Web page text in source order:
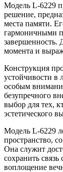
Модель L-6229
решение,
места памяти.
гармоничными
завершенность.
момента и
Конструкция
устойчивости в
особым
безупречного
выбор для тех,
эстетического
Модель L-6229
пространство,
Она служит
сохранить
воплощение